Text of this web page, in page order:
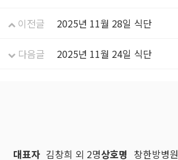
이전글 2025년 11월 28일 식단
다음글 2025년 11월 24일 식단
대표자 김창희 외 2명상호명 창한방병원